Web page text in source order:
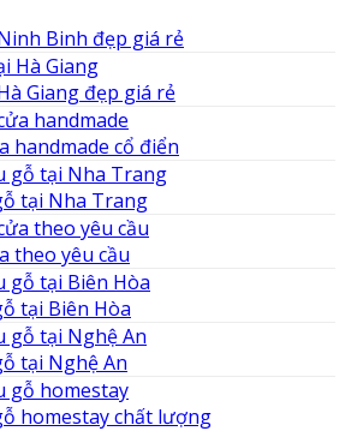
Binh đẹp giá rẻ
Giang đẹp giá rẻ
handmade cổ điển
tại Nha Trang
theo yêu cầu
tại Biên Hòa
tại Nghệ An
homestay chất lượng